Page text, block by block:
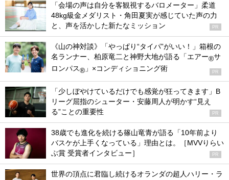
「会場の声は自分を客観視するバロメーター」柔道
48kg級金メダリスト・角田夏実が感じていた声の力
と、声を活かした新たなミッション
PR
《山の神対談》「やっぱり“タイパ”がいい！」箱根の
名ランナー、柏原竜二と神野大地が語る「エアー®サ
ロンパス® 」×コンディショニング術 PR
「少しぼやけているだけでも感覚が狂ってきます」B
リーグ屈指のシューター・安藤周人が明かす“見え
る”ことの重要性
PR
38歳でも進化を続ける篠山竜青が語る「10年前より
バスケが上手くなっている」理由とは。［MVVりらい
ぶ賞 受賞者インタビュー］
PR
世界の頂点に君臨し続けるオランダの超人ハリー・ラ